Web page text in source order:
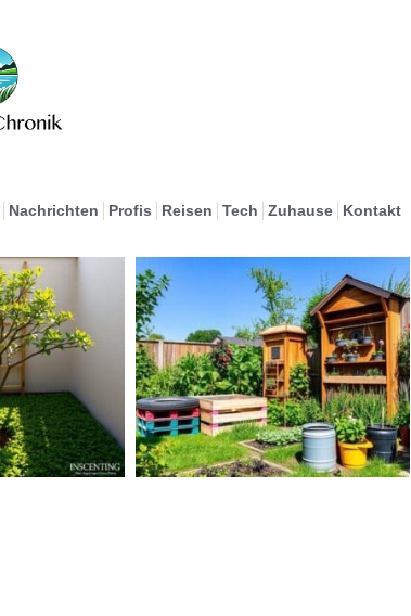
Nachrichten Profis Reisen Tech Zuhause Kontakt